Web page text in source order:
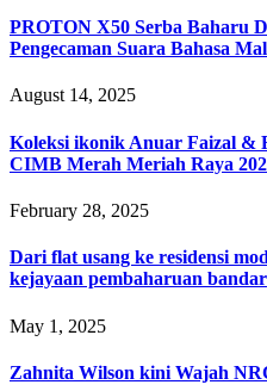
PROTON X50 Serba Baharu
Pengecaman Suara Bahasa
August 14, 2025
Koleksi ikonik Anuar Faizal &
CIMB Merah Meriah Raya
February 28, 2025
Dari flat usang ke residensi
kejayaan pembaharuan bandar
May 1, 2025
Zahnita Wilson kini Wajah